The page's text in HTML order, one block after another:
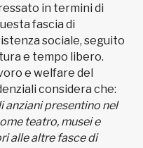
in termini di
fascia di
sociale, seguito
e tempo libero.
e welfare del
considera che:
anziani presentino nel
teatro, musei e
alle altre fasce di